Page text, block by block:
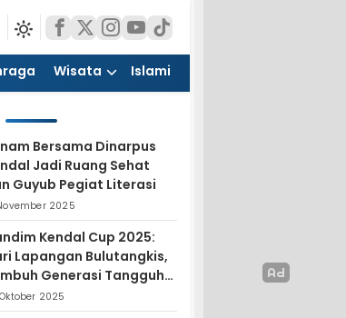
Wisata Islami
Bersama Dinarpus
Jadi Ruang Sehat
Guyub Pegiat Literasi
2025
Kendal Cup 2025:
Lapangan Bulutangkis,
Generasi Tangguh
Nasionalis
2025